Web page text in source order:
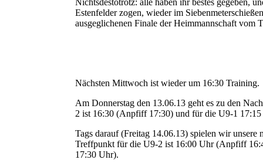
Nichtsdestotrotz: alle haben ihr bestes gegeben,
Estenfelder zogen, wieder im
ausgeglichenen Finale der Heimmannschaft vom
Nächsten Mittwoch ist wieder um 16:30 Training.
Am Donnerstag den 13.06.13 geht es zu den
2 ist 16:30 (Anpfiff 17:30) und für die U9-1
Tags darauf (Freitag 14.06.13) spielen wir unsere
Treffpunkt für die U9-2 ist 16:00 Uhr (Anpfiff
17:30 Uhr).